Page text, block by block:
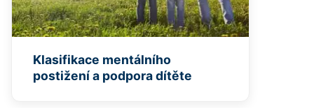
Klasifikace mentálního
postižení a podpora dítěte